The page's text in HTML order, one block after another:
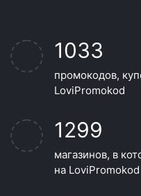
1033
промокодов,
LoviPromokod
1299
магазинов, в
на LoviPromokod